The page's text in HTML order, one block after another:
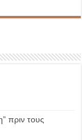
πριν τους